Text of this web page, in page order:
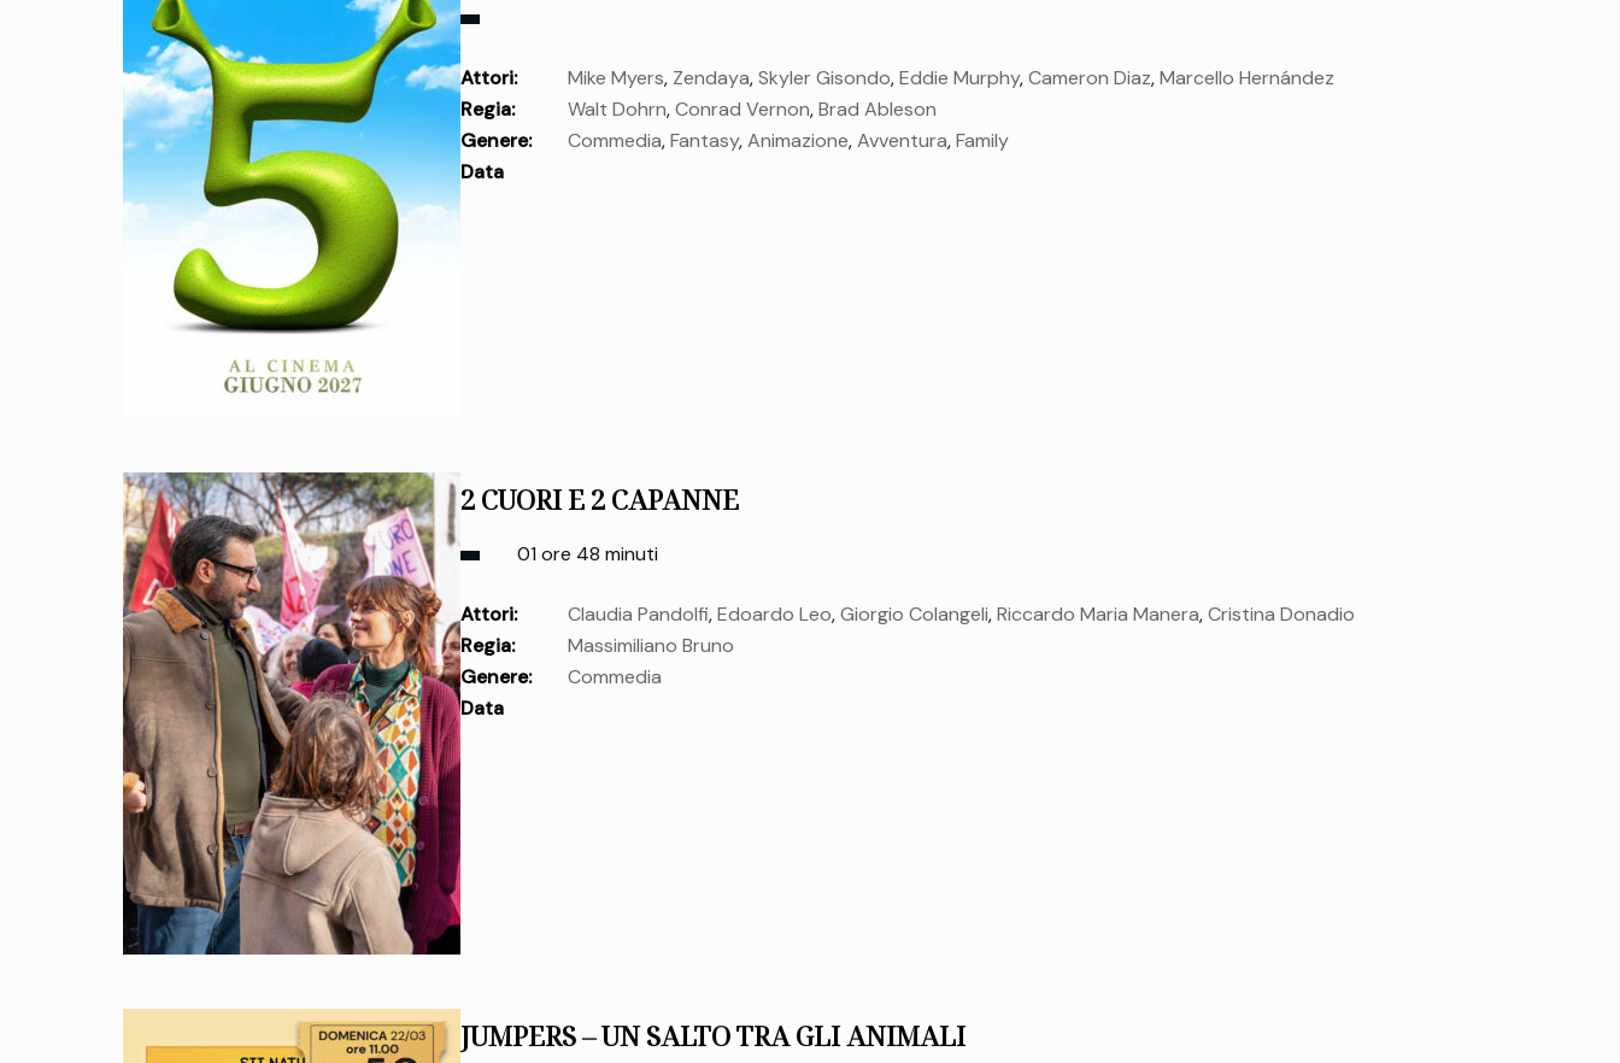
Attori: Mike Myers, Zendaya,Skyler Gisondo,Eddie Murphy,Cameron Diaz,Marcello Hernández
Regia:
Walt Dohrn,Conrad Vernon,Brad Ableson
Genere:
Commedia,Fantasy,Animazione,Avventura,Family
Data
2 CUORI E 2 CAPANNE
01 ore 48 minuti
Attori: Claudia Pandolfi,Edoardo Leo,Giorgio Colangeli,Riccardo Maria Manera,Cristina Donadio
Regia:
Massimiliano Bruno
Genere:
Commedia
Data
JUMPERS – UN SALTO TRA GLI ANIMALI